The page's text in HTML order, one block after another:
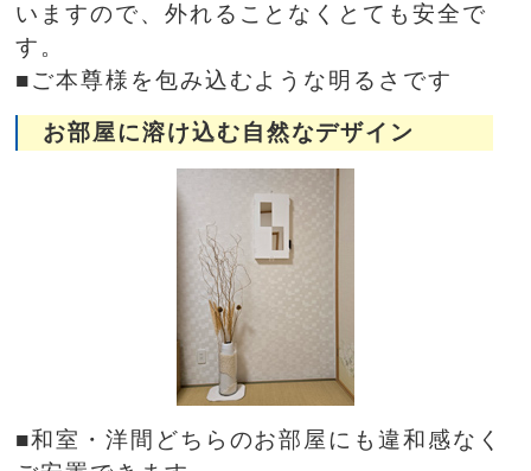
いますので、外れることなくとても安全で
す。
■ご本尊様を包み込むような明るさです
お部屋に溶け込む自然なデザイン
■和室・洋間どちらのお部屋にも違和感なく